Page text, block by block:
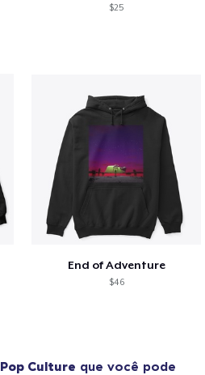
$25
End of Adventure
$46
Pop Culture que você pode